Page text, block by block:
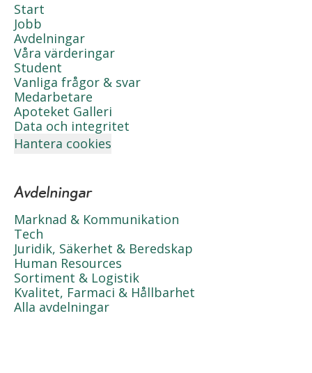
Start
Jobb
Avdelningar
Våra värderingar
Student
Vanliga frågor & svar
Medarbetare
Apoteket Galleri
Data och integritet
Hantera cookies
Avdelningar
Marknad & Kommunikation
Tech
Juridik, Säkerhet & Beredskap
Human Resources
Sortiment & Logistik
Kvalitet, Farmaci & Hållbarhet
Alla avdelningar